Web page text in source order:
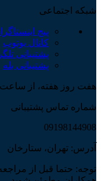
شبکه اجتماعی
پیج
کانال یوتوب
پشتیبانی
پشتیبانی بله
هفت روز هفته، از ساعت 10 الی 21 پاسخگوی سوالات شما هستیم.
شماره تماس پشتیبانی
09198144908
آدرس: تهران، ستارخان
توجه: حتما قبل از